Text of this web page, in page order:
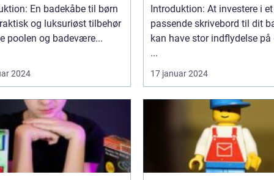
En badekåbe til børn
og luksuriøst tilbehør
poolen og badevære...
2024
Introduktion: At investere i et
passende skrivebord til dit
kan have stor indflydelse på
...
17 januar 2024